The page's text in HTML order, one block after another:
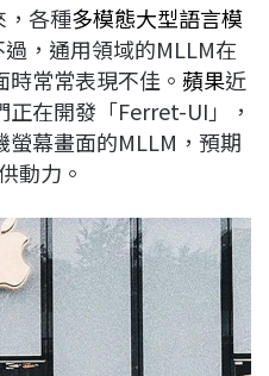
，各種多模態大型語言模
過，通用領域的MLLM在
常常表現不佳。 蘋果近
在開發「Ferret-UI」，
幕畫面的MLLM，預期
動力。